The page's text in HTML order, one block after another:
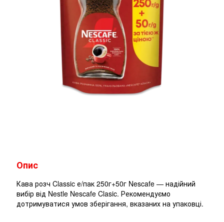
Опис
Кава розч Classic е/пак 250г+50г Nescafe — надійний
вибір від Nestle Nescafe Clasic. Рекомендуємо
дотримуватися умов зберігання, вказаних на упаковці.